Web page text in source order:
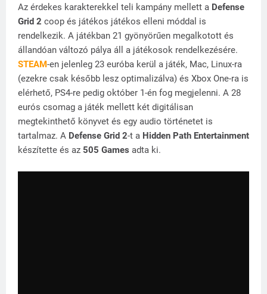
Az érdekes karakterekkel teli kampány mellett a Defense
Grid 2 coop és játékos játékos elleni móddal is
rendelkezik. A játékban 21 gyönyörűen megalkotott és
állandóan változó pálya áll a játékosok rendelkezésére.
STEAM-en jelenleg 23 euróba kerül a játék, Mac, Linux-ra
(ezekre csak később lesz optimalizálva) és Xbox One-ra is
elérhető, PS4-re pedig október 1-én fog megjelenni. A 28
eurós csomag a játék mellett két digitálisan
megtekinthető könyvet és egy audio történetet is
tartalmaz. A Defense Grid 2-t a Hidden Path Entertainment
készítette és az 505 Games adta ki.